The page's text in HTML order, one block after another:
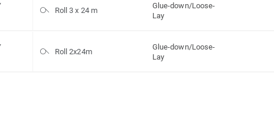
Roll 3 x 24 m
Glue-down/Loose-
Lay
Roll 2x24m
Glue-down/Loose-
Lay